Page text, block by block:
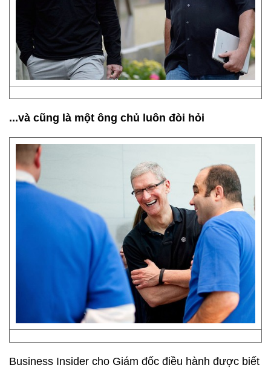
...và cũng là một ông chủ luôn đòi hỏi
Business Insider cho Giám đốc điều hành được biết